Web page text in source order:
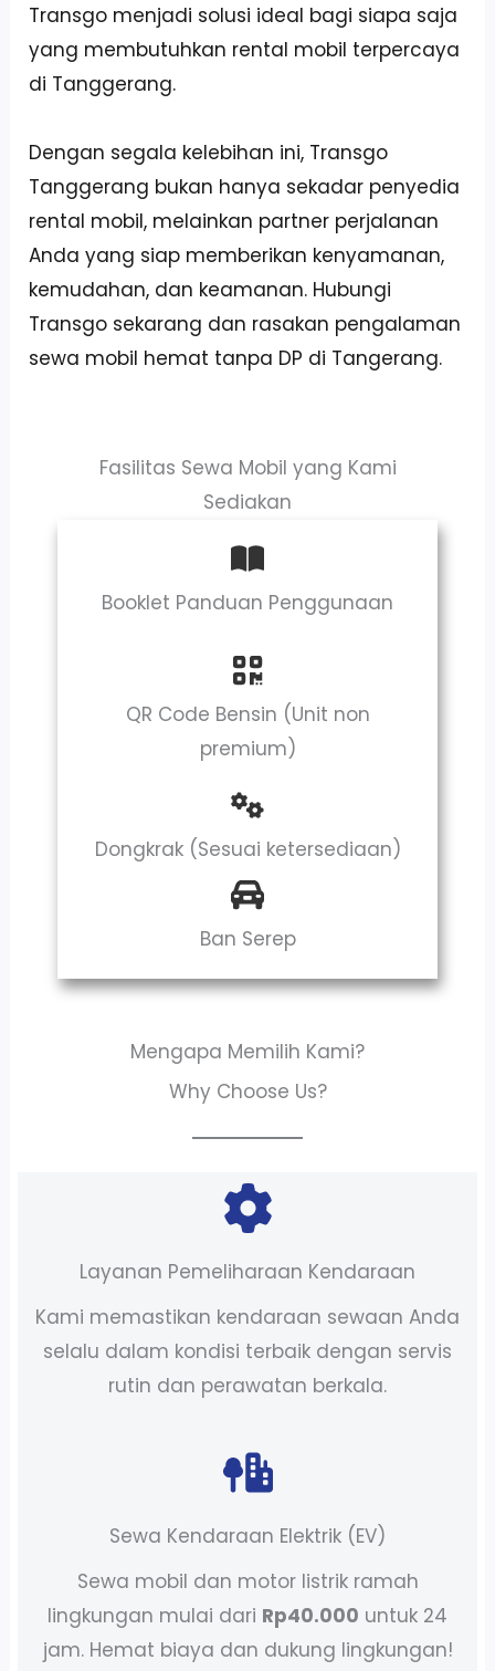
Transgo menjadi solusi ideal bagi siapa saja
yang membutuhkan rental mobil terpercaya
di Tanggerang.
Dengan segala kelebihan ini, Transgo
Tanggerang bukan hanya sekadar penyedia
rental mobil, melainkan partner perjalanan
Anda yang siap memberikan kenyamanan,
kemudahan, dan keamanan. Hubungi
Transgo sekarang dan rasakan pengalaman
sewa mobil hemat tanpa DP di Tangerang.
Fasilitas Sewa Mobil yang Kami
Sediakan
Booklet Panduan Penggunaan
QR Code Bensin (Unit non
premium)
Dongkrak (Sesuai ketersediaan)
Ban Serep
Mengapa Memilih Kami?
Why Choose Us?
Layanan Pemeliharaan Kendaraan
Kami memastikan kendaraan sewaan Anda
selalu dalam kondisi terbaik dengan servis
rutin dan perawatan berkala.
Sewa Kendaraan Elektrik (EV)
Sewa mobil dan motor listrik ramah
lingkungan mulai dari Rp40.000 untuk 24
jam. Hemat biaya dan dukung lingkungan!